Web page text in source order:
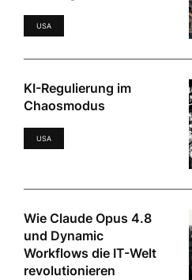
USA
KI-Regulierung im
Chaosmodus
USA
Wie Claude Opus 4.8
und Dynamic
Workflows die IT-Welt
revolutionieren